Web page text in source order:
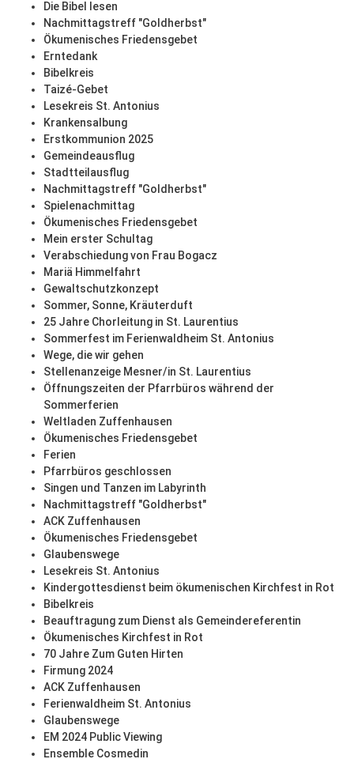
Die Bibel lesen
Nachmittagstreff "Goldherbst"
Ökumenisches Friedensgebet
Erntedank
Bibelkreis
Taizé-Gebet
Lesekreis St. Antonius
Krankensalbung
Erstkommunion 2025
Gemeindeausflug
Stadtteilausflug
Nachmittagstreff "Goldherbst"
Spielenachmittag
Ökumenisches Friedensgebet
Mein erster Schultag
Verabschiedung von Frau Bogacz
Mariä Himmelfahrt
Gewaltschutzkonzept
Sommer, Sonne, Kräuterduft
25 Jahre Chorleitung in St. Laurentius
Sommerfest im Ferienwaldheim St. Antonius
Wege, die wir gehen
Stellenanzeige Mesner/in St. Laurentius
Öffnungszeiten der Pfarrbüros während der
Sommerferien
Weltladen Zuffenhausen
Ökumenisches Friedensgebet
Ferien
Pfarrbüros geschlossen
Singen und Tanzen im Labyrinth
Nachmittagstreff "Goldherbst"
ACK Zuffenhausen
Ökumenisches Friedensgebet
Glaubenswege
Lesekreis St. Antonius
Kindergottesdienst beim ökumenischen Kirchfest in Rot
Bibelkreis
Beauftragung zum Dienst als Gemeindereferentin
Ökumenisches Kirchfest in Rot
70 Jahre Zum Guten Hirten
Firmung 2024
ACK Zuffenhausen
Ferienwaldheim St. Antonius
Glaubenswege
EM 2024 Public Viewing
Ensemble Cosmedin